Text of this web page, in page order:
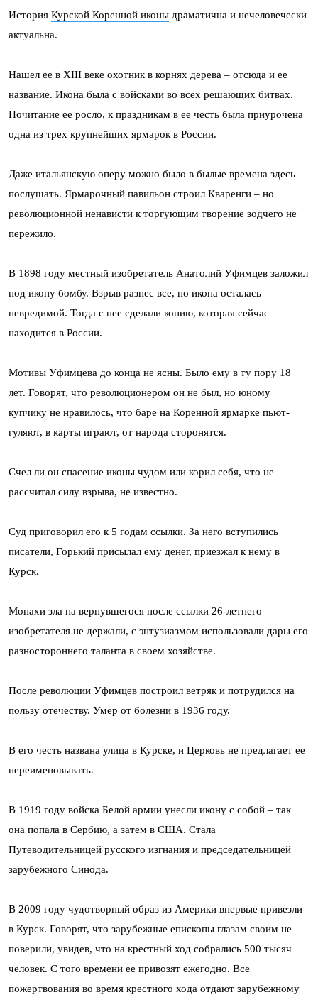
История Курской Коренной иконы драматична и нечеловечески
актуальна.
Нашел ее в XIII веке охотник в корнях дерева – отсюда и ее
название. Икона была с войсками во всех решающих битвах.
Почитание ее росло, к праздникам в ее честь была приурочена
одна из трех крупнейших ярмарок в России.
Даже итальянскую оперу можно было в былые времена здесь
послушать. Ярмарочный павильон строил Кваренги – но
революционной ненависти к торгующим творение зодчего не
пережило.
В 1898 году местный изобретатель Анатолий Уфимцев заложил
под икону бомбу. Взрыв разнес все, но икона осталась
невредимой. Тогда с нее сделали копию, которая сейчас
находится в России.
Мотивы Уфимцева до конца не ясны. Было ему в ту пору 18
лет. Говорят, что революционером он не был, но юному
купчику не нравилось, что баре на Коренной ярмарке пьют-
гуляют, в карты играют, от народа сторонятся.
Счел ли он спасение иконы чудом или корил себя, что не
рассчитал силу взрыва, не известно.
Суд приговорил его к 5 годам ссылки. За него вступились
писатели, Горький присылал ему денег, приезжал к нему в
Курск.
Монахи зла на вернувшегося после ссылки 26-летнего
изобретателя не держали, с энтузиазмом использовали дары его
разностороннего таланта в своем хозяйстве.
После революции Уфимцев построил ветряк и потрудился на
пользу отечеству. Умер от болезни в 1936 году.
В его честь названа улица в Курске, и Церковь не предлагает ее
переименовывать.
В 1919 году войска Белой армии унесли икону с собой – так
она попала в Сербию, а затем в США. Стала
Путеводительницей русского изгнания и председательницей
зарубежного Синода.
В 2009 году чудотворный образ из Америки впервые привезли
в Курск. Говорят, что зарубежные епископы глазам своим не
поверили, увидев, что на крестный ход собрались 500 тысяч
человек. С того времени ее привозят ежегодно. Все
пожертвования во время крестного хода отдают зарубежному